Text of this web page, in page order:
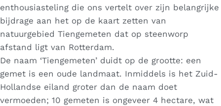
enthousiasteling die ons vertelt over zijn belangrijke
bijdrage aan het op de kaart zetten van
natuurgebied Tiengemeten dat op steenworp
afstand ligt van Rotterdam.
De naam ‘Tiengemeten’ duidt op de grootte: een
gemet is een oude landmaat. Inmiddels is het Zuid-
Hollandse eiland groter dan de naam doet
vermoeden; 10 gemeten is ongeveer 4 hectare, wat